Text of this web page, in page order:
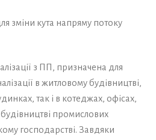
зміни кута напряму потоку
з ПП, призначена для
в житловому будівництві,
так і в котеджах, офісах,
будівництві промислових
господарстві. Завдяки